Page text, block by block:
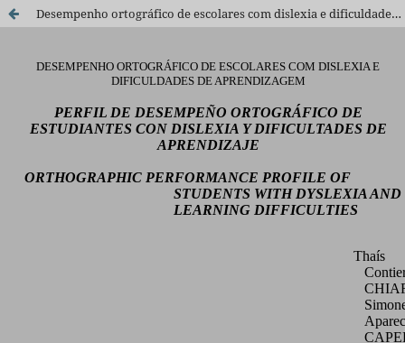
Desempenho ortográfico de escolares com dislexia e dificuldades de aprendizagem